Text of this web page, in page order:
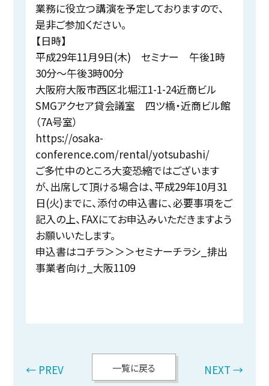
業務に役立つ講演を予定しておりますので、
是非ご参加ください。
【日時】
平成29年11月9日(木) セミナー 午後1時
30分～午後3時00分
大阪府大阪市西区北堀江1-1-24近商ビル
SMGアクセア貸会議室 四ツ橋・近商ビル館
（7A号室）
https://osaka-
conference.com/rental/yotsubashi/
ご多忙中のところ大変恐縮ではございます
が、出席して頂ける場合は、平成29年10月31
日(火)までに、添付の申込書に、必要事項をご
記入の上、FAXにてお申込みいただきますよう
お願いいたします。
申込書はコチラ＞＞＞セミナーチラシ_排出
事業者向け_大阪1109
← PREV 一覧に戻る NEXT →